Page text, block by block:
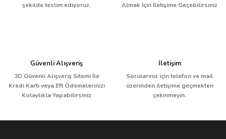
Ürün bilgilerinde hatalar bulunuyor.
şekilde teslim ediyoruz.
Almak İçin İletişime Geçebilirsiniz
Güvenli Alışveriş
3D Güvenli Alışveriş Sitemi İle
Kredi Kartı veya Eft Ödemelerinizi
Kolaylıkla Yapabilirsiniz
İletişim
Sorularınız için telefon ve mail
üzerinden iletişime geçmekten
çekinmeyin.